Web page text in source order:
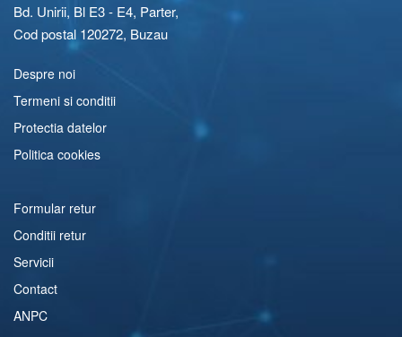
Bd. Unirii, Bl E3 - E4, Parter,
Cod postal 120272, Buzau
Despre noi
Termeni si conditii
Protectia datelor
Politica cookies
Formular retur
Conditii retur
Servicii
Contact
ANPC